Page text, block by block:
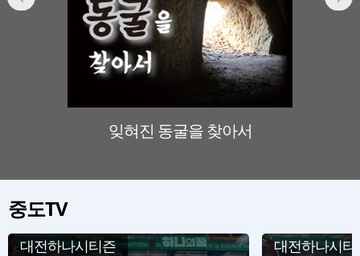
잊혀진 동굴을 찾아서
중도TV
대전하나시티즌 대전하나시티